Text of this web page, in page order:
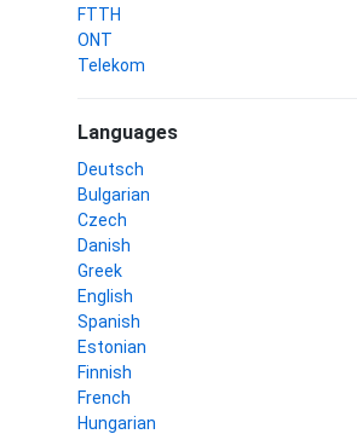
FTTH
ONT
Telekom
Languages
Deutsch
Bulgarian
Czech
Danish
Greek
English
Spanish
Estonian
Finnish
French
Hungarian